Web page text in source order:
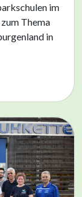
im
Thema
in